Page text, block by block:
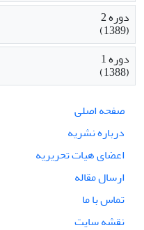
دوره 2
(1389)
دوره 1
(1388)
صفحه اصلی
درباره نشریه
اعضای هیات تحریریه
ارسال مقاله
تماس با ما
نقشه سایت